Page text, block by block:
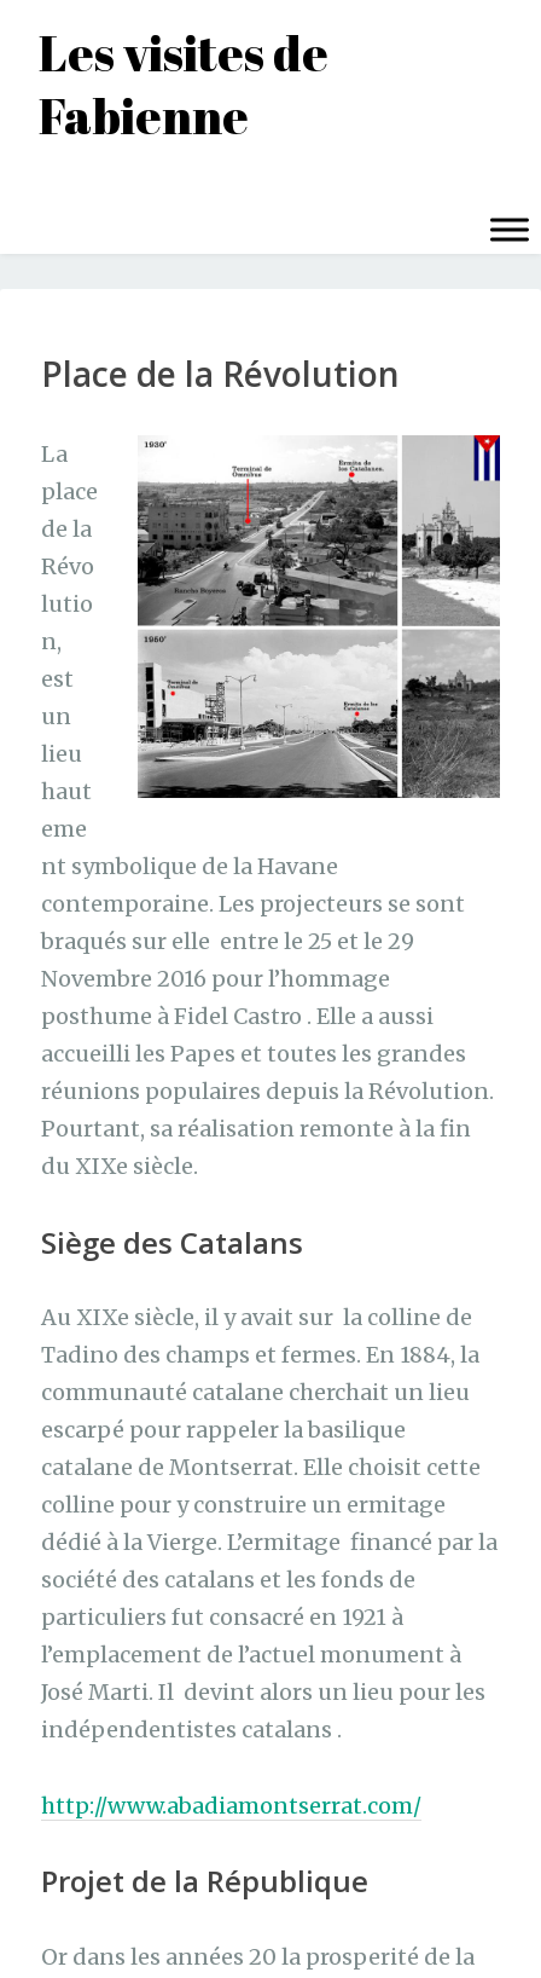
contenu
principal
Les visites de
Fabienne
Place de la Révolution
La
place
de la
Révo
lutio
n,
est
un
lieu
haut
eme
nt symbolique de la Havane
contemporaine. Les projecteurs se sont
braqués sur elle entre le 25 et le 29
Novembre 2016 pour l’hommage
posthume à Fidel Castro . Elle a aussi
accueilli les Papes et toutes les grandes
réunions populaires depuis la Révolution.
Pourtant, sa réalisation remonte à la fin
du XIXe siècle.
Siège des Catalans
Au XIXe siècle, il y avait sur la colline de
Tadino des champs et fermes. En 1884, la
communauté catalane cherchait un lieu
escarpé pour rappeler la basilique
catalane de Montserrat. Elle choisit cette
colline pour y construire un ermitage
dédié à la Vierge. L’ermitage financé par la
société des catalans et les fonds de
particuliers fut consacré en 1921 à
l’emplacement de l’actuel monument à
José Marti. Il devint alors un lieu pour les
indépendentistes catalans .
http://www.abadiamontserrat.com/
Projet de la République
Or dans les années 20 la prosperité de la